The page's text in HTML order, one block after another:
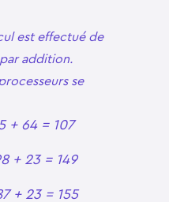
est effectué de
addition.
se
+ 64 = 107
+ 23 = 149
+ 23 = 155